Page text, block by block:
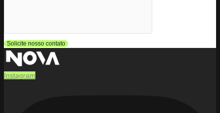
Solicite nosso contato
Instagram